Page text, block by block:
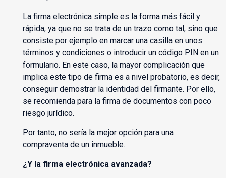
La firma electrónica simple es la forma más fácil y
rápida, ya que no se trata de un trazo como tal, sino que
consiste por ejemplo en marcar una casilla en unos
términos y condiciones o introducir un código PIN en un
formulario. En este caso, la mayor complicación que
implica este tipo de firma es a nivel probatorio, es decir,
conseguir demostrar la identidad del firmante. Por ello,
se recomienda para la firma de documentos con poco
riesgo jurídico.
Por tanto, no sería la mejor opción para una
compraventa de un inmueble.
¿Y la firma electrónica avanzada?